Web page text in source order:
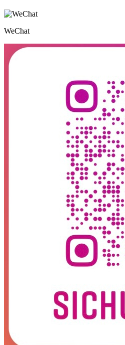
WeChat